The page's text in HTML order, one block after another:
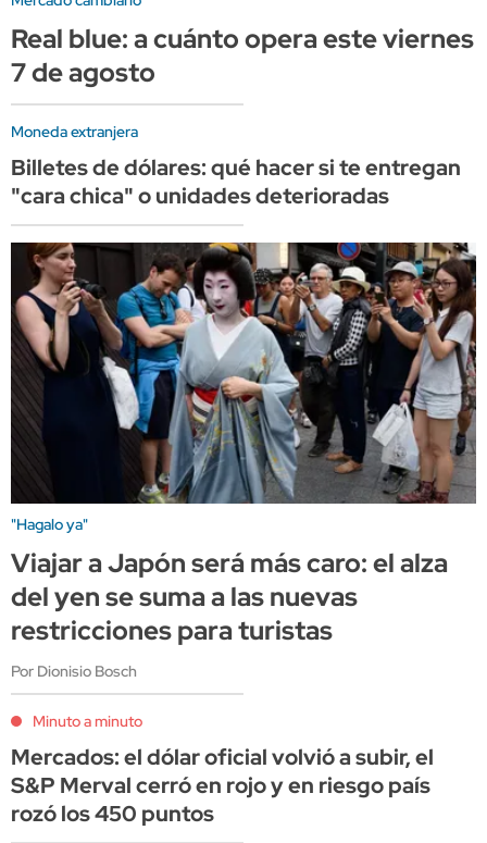
Real blue: a cuánto opera este viernes
7 de agosto
Moneda extranjera
Billetes de dólares: qué hacer si te entregan
"cara chica" o unidades deterioradas
"Hagalo ya"
Viajar a Japón será más caro: el alza
del yen se suma a las nuevas
restricciones para turistas
Por Dionisio Bosch
Minuto a minuto
Mercados: el dólar oficial volvió a subir, el
S&P Merval cerró en rojo y en riesgo país
rozó los 450 puntos